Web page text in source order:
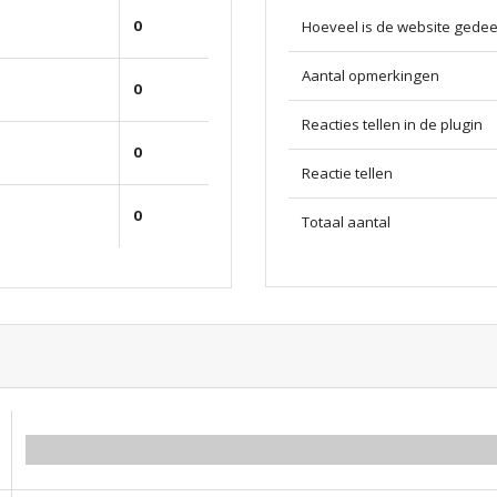
0
0
0
0
Hoeveel is de website
Aantal opmerkingen
Reacties tellen in de plugin
Reactie tellen
Totaal aantal